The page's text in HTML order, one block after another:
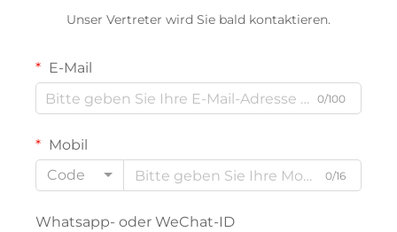
Unser Vertreter wird Sie bald kontaktieren.
E-Mail
0/100
Mobil
Code
0/16
Whatsapp- oder WeChat-ID